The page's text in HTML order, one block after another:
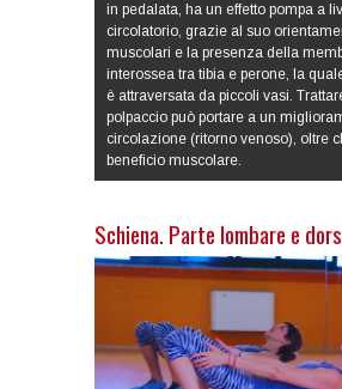
in pedalata, ha un effetto pompa a
circolatorio, grazie al suo
muscolari e la presenza della
interossea tra tibia e perone, la
è attraversata da piccoli vasi.
polpaccio può portare a un
circolazione (ritorno venoso), oltre
beneficio muscolare.
Schiena. Parte lombare e